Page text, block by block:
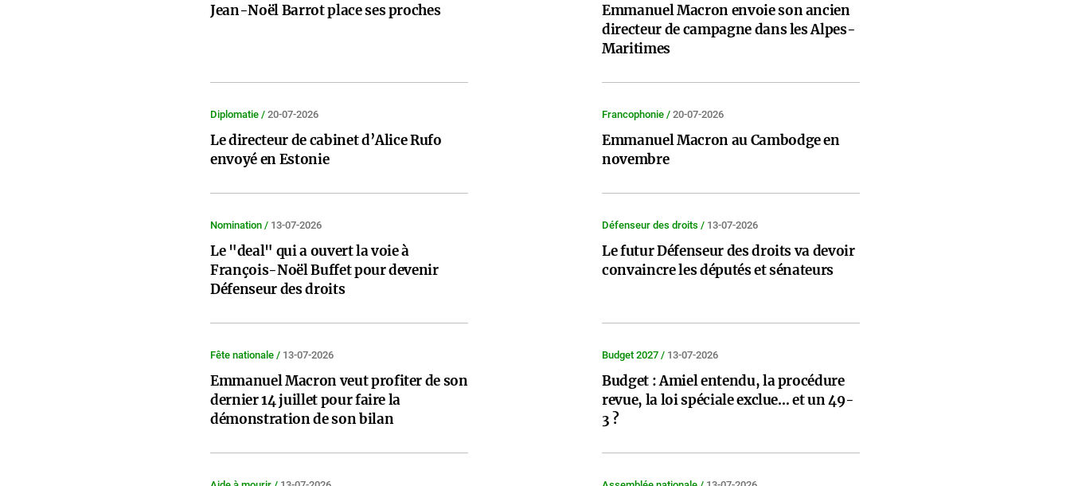
Jean-Noël Barrot place ses proches
Emmanuel Macron envoie son ancien
directeur de campagne dans les Alpes-
Maritimes
Diplomatie / 20-07-2026
Le directeur de cabinet d’Alice Rufo
envoyé en Estonie
Francophonie / 20-07-2026
Emmanuel Macron au Cambodge en
novembre
Nomination / 13-07-2026
Le "deal" qui a ouvert la voie à
François-Noël Buffet pour devenir
Défenseur des droits
Défenseur des droits / 13-07-2026
Le futur Défenseur des droits va devoir
convaincre les députés et sénateurs
Fête nationale / 13-07-2026
Emmanuel Macron veut profiter de son
dernier 14 juillet pour faire la
démonstration de son bilan
Budget 2027 / 13-07-2026
Budget : Amiel entendu, la procédure
revue, la loi spéciale exclue… et un 49-
3 ?